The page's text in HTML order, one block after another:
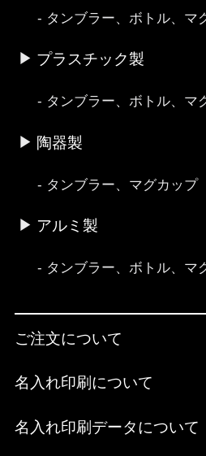
タンブラー、ボトル、マ
プラスチック製
タンブラー、ボトル、マ
陶器製
タンブラー、マグカップ
アルミ製
タンブラー、ボトル、マ
ご注文について
名入れ印刷について
名入れ印刷データについて